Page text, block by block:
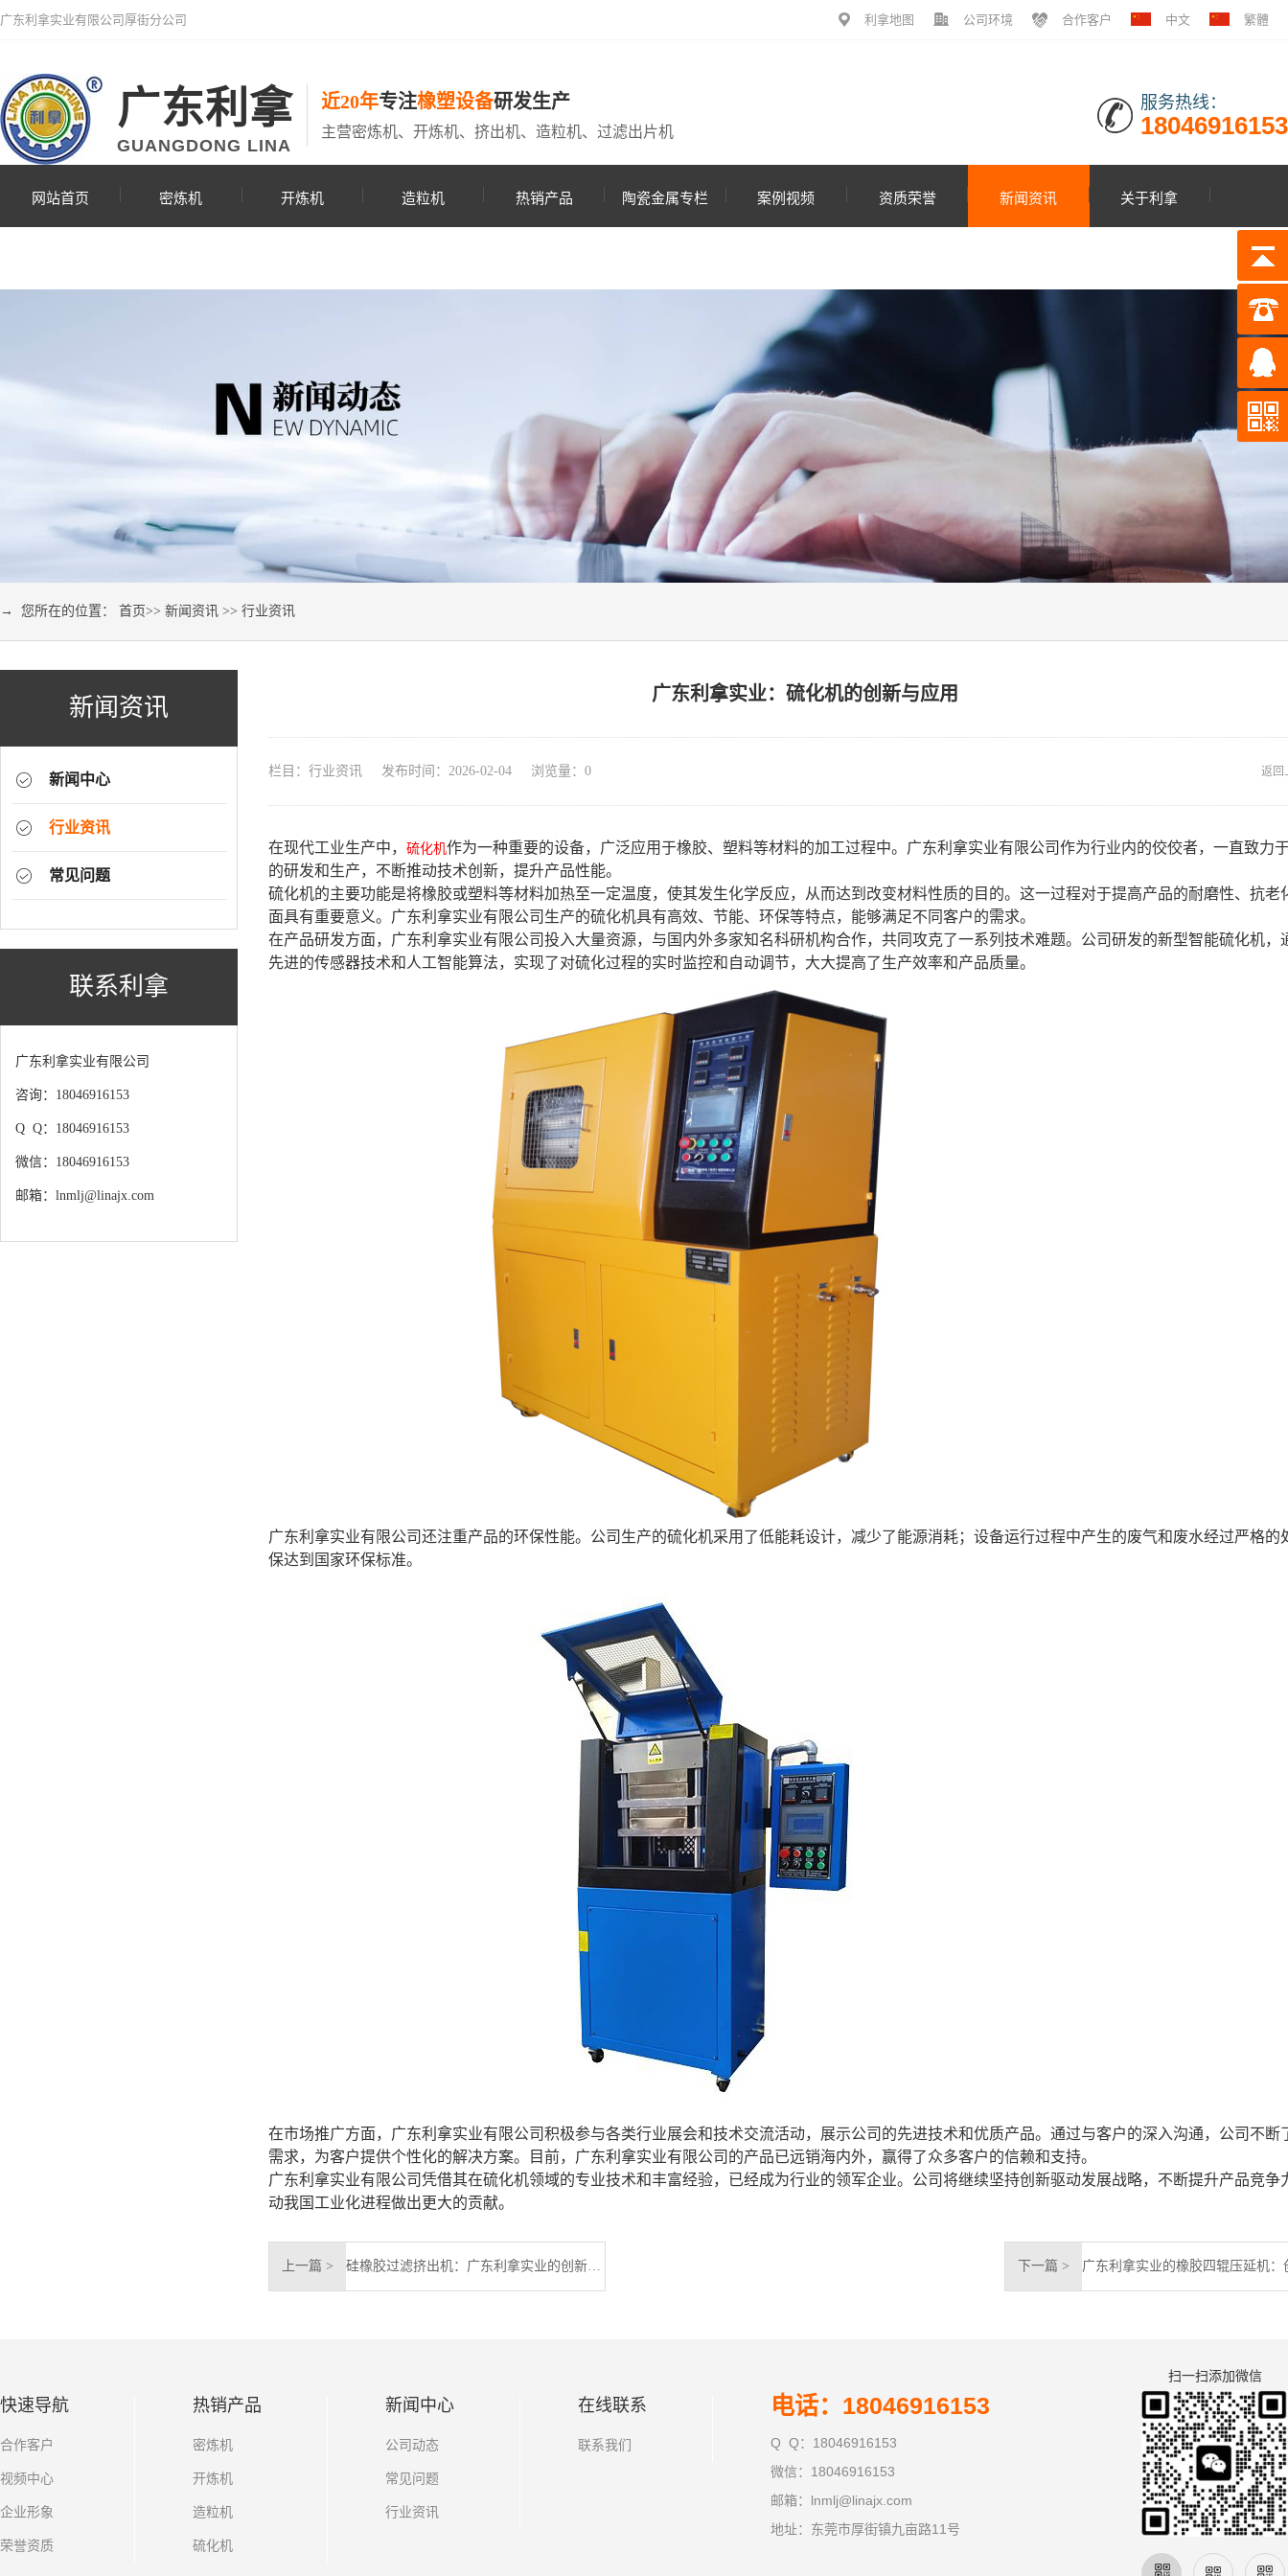
广东利拿实业有限公司厚街分公司 利拿地图 公司环境 合作客户 中文 繁體
广东利拿
GUANGDONG LINA
近20年专注橡塑设备研发生产
主营密炼机、开炼机、挤出机、造粒机、过滤出片机
服务热线：
18046916153
网站首页 密炼机 开炼机 造粒机 热销产品 陶瓷金属专栏 案例视频 资质荣誉 新闻资讯 关于利拿
→ 您所在的位置： 首页>> 新闻资讯 >> 行业资讯
新闻资讯
新闻中心
行业资讯
常见问题
联系利拿
广东利拿实业有限公司
咨询：18046916153
Q Q：18046916153
微信：18046916153
邮箱：lnmlj@linajx.com
广东利拿实业：硫化机的创新与应用
栏目：行业资讯 发布时间：2026-02-04 浏览量： 0 返回
在现代工业生产中， 硫化机作为一种重要的设备，广泛应用于橡胶、塑料等材料的加工过程中。广东利拿实业有限公司作为行业内的佼佼者，一直致力
的研发和生产，不断推动技术创新，提升产品性能。
硫化机的主要功能是将橡胶或塑料等材料加热至一定温度，使其发生化学反应，从而达到改变材料性质的目的。这一过程对于提高产品的耐磨性、抗老
面具有重要意义。广东利拿实业有限公司生产的硫化机具有高效、节能、环保等特点，能够满足不同客户的需求。
在产品研发方面，广东利拿实业有限公司投入大量资源，与国内外多家知名科研机构合作，共同攻克了一系列技术难题。公司研发的新型智能硫化机，
先进的传感器技术和人工智能算法，实现了对硫化过程的实时监控和自动调节，大大提高了生产效率和产品质量。
广东利拿实业有限公司还注重产品的环保性能。公司生产的硫化机采用了低能耗设计，减少了能源消耗；设备运行过程中产生的废气和废水经过严格的
保达到国家环保标准。
在市场推广方面，广东利拿实业有限公司积极参与各类行业展会和技术交流活动，展示公司的先进技术和优质产品。通过与客户的深入沟通，公司不断
需求，为客户提供个性化的解决方案。目前，广东利拿实业有限公司的产品已远销海内外，赢得了众多客户的信赖和支持。
广东利拿实业有限公司凭借其在硫化机领域的专业技术和丰富经验，已经成为行业的领军企业。公司将继续坚持创新驱动发展战略，不断提升产品竞争
动我国工业化进程做出更大的贡献。
上一篇 > 硅橡胶过滤挤出机：广东利拿实业的创新解决方案 下一篇 >
快速导航
合作客户
视频中心
企业形象
荣誉资质
热销产品
密炼机
开炼机
造粒机
硫化机
新闻中心
公司动态
常见问题
行业资讯
在线联系
联系我们
电话：18046916153
Q Q：18046916153
微信：18046916153
邮箱：lnmlj@linajx.com
地址：东莞市厚街镇九亩路11号
扫一扫添加微信